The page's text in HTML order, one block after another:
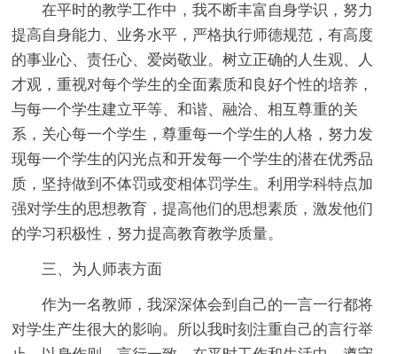
在平时的教学工作中，我不断丰富自身学识，努力
提高自身能力、业务水平，严格执行师德规范，有高度
的事业心、责任心、爱岗敬业。树立正确的人生观、人
才观，重视对每个学生的全面素质和良好个性的培养，
与每一个学生建立平等、和谐、融洽、相互尊重的关
系，关心每一个学生，尊重每一个学生的人格，努力发
现每一个学生的闪光点和开发每一个学生的潜在优秀品
质，坚持做到不体罚或变相体罚学生。利用学科特点加
强对学生的思想教育，提高他们的思想素质，激发他们
的学习积极性，努力提高教育教学质量。
三、为人师表方面
作为一名教师，我深深体会到自己的一言一行都将
对学生产生很大的影响。所以我时刻注重自己的言行举